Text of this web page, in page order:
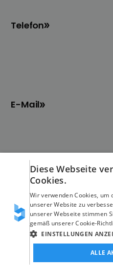
Telefon
E-Mail
Blinno
Über uns
Jobs
Support
Blog
No-Code
Übersicht
Übersicht
Übersicht
Diese Webseite
Cookies.
Wir verwenden Cookies,
unserer Website zu
unserer Webseite stimmen
gemäß unserer Cookie-
EINSTELLUNGEN
ALLE